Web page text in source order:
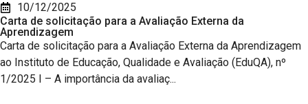
10/12/2025
Carta de solicitação para a Avaliação Externa da
Aprendizagem
Carta de solicitação para a Avaliação Externa da Aprendizagem
ao Instituto de Educação, Qualidade e Avaliação (EduQA), nº
1/2025 I – A importância da avaliaç...